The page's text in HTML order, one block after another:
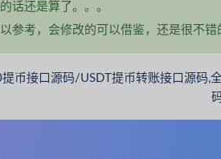
话还是算了。。。
参考，会修改的可以借鉴，还是很不错